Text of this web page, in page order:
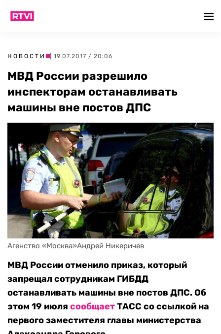
НОВОСТИ | 19.07.2017 / 20:06
МВД России разрешило
инспекторам останавливать
машины вне постов ДПС
Агенство «Москва»Андрей Никеричев
МВД России отменило приказ, который
запрещал сотрудникам ГИБДД
останавливать машины вне постов ДПС. Об
этом 19 июля сообщаетТАСС со ссылкой на
первого заместителя главы министерства